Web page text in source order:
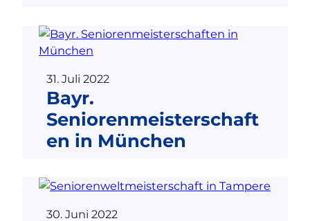
31. Juli 2022
Bayr.
Seniorenmeisterschaft
en in München
30. Juni 2022